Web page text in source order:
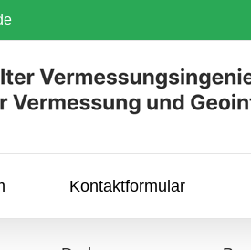
Kontaktformular